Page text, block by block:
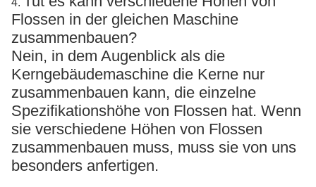
4.
Flossen in der gleichen Maschine
zusammenbauen?
Nein, in dem Augenblick als die
Kerngebäudemaschine die Kerne nur
zusammenbauen kann, die einzelne
Spezifikationshöhe von Flossen hat. Wenn
sie verschiedene Höhen von Flossen
zusammenbauen muss, muss sie von uns
besonders anfertigen.